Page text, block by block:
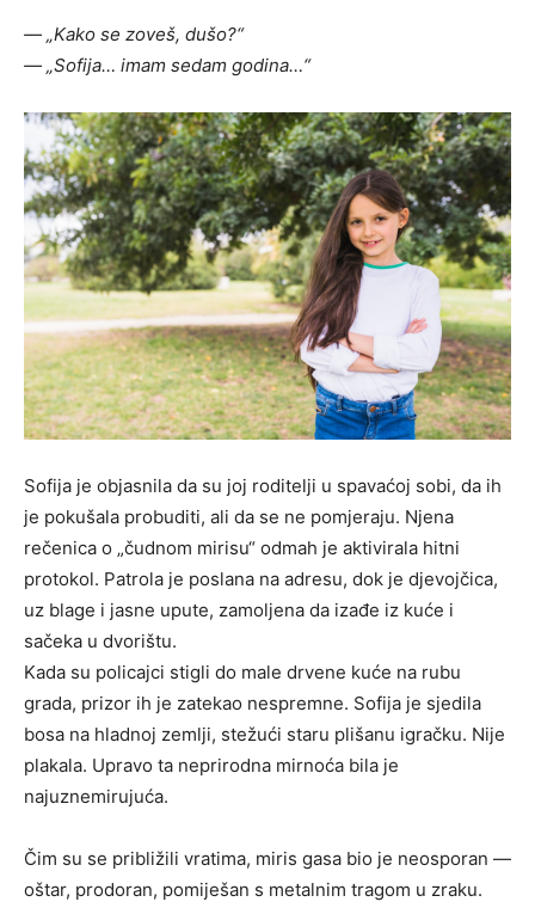
— „Kako se zoveš, dušo?“
— „Sofija… imam sedam godina…“
Sofija je objasnila da su joj roditelji u spavaćoj sobi, da ih
je pokušala probuditi, ali da se ne pomjeraju. Njena
rečenica o „čudnom mirisu“ odmah je aktivirala hitni
protokol. Patrola je poslana na adresu, dok je djevojčica,
uz blage i jasne upute, zamoljena da izađe iz kuće i
sačeka u dvorištu.
Kada su policajci stigli do male drvene kuće na rubu
grada, prizor ih je zatekao nespremne. Sofija je sjedila
bosa na hladnoj zemlji, stežući staru plišanu igračku. Nije
plakala. Upravo ta neprirodna mirnoća bila je
najuznemirujuća.
Čim su se približili vratima, miris gasa bio je neosporan —
oštar, prodoran, pomiješan s metalnim tragom u zraku.